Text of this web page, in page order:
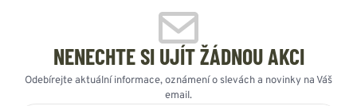
NENECHTE SI UJÍT ŽÁDNOU AKCI
Odebírejte aktuální informace, oznámení o slevách a novinky na Váš
email.